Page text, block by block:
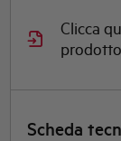
Clicca
prodotto
Scheda